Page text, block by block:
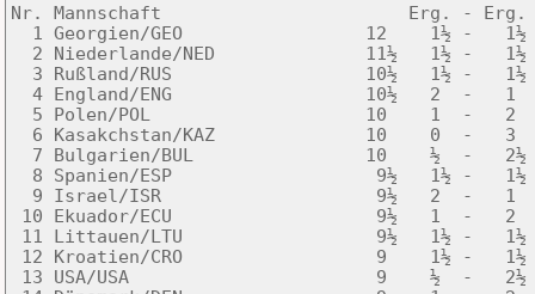
Nr. Mannschaft
1 Georgien/GEO                 12
2 Niederlande/NED              11½
3 Rußland/RUS                  10½
4 England/ENG                  10½   2
5 Polen/POL                    10
6 Kasakchstan/KAZ              10
7 Bulgarien/BUL                10
8 Spanien/ESP                   9½
9 Israel/ISR                    9½
10 Ekuador/ECU                   9½   1  -   2
11 Littauen/LTU                  9½   1½ -
12 Kroatien/CRO                  9    1½ -   1½  9
13 USA/USA                       9    ½